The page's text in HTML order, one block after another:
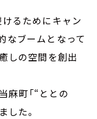
けるためにキャン
なブームとなって
しの空間を創出
麻町「“ととの
した。